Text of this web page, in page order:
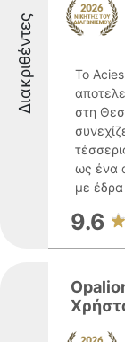
Διακριθέντες
Το
στη
ως ένα
με
9.6